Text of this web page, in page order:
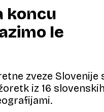
koncu
le
zveze Slovenije
iz 16 slovenskih